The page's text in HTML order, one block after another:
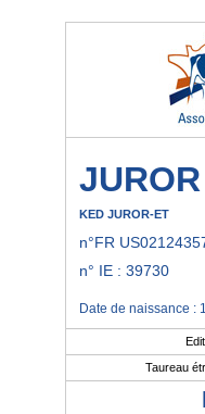
JUROR
KED JUROR-ET
n°FR
n° IE : 39730
Date de naissance :
Taureau